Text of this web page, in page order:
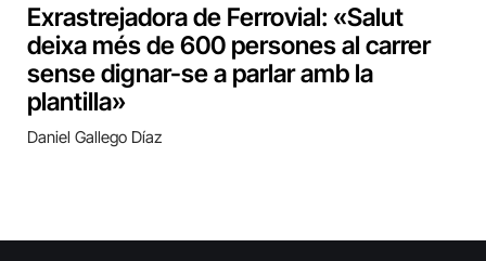
Exrastrejadora de Ferrovial: «Salut
deixa més de 600 persones al carrer
sense dignar-se a parlar amb la
plantilla»
Daniel Gallego Díaz